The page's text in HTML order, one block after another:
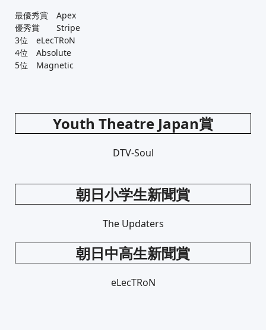
最優秀賞 Apex
優秀賞 Stripe
3位 eLecTRoN
4位 Absolute
5位 Magnetic
Youth Theatre Japan賞
DTV-Soul
朝日小学生新聞賞
The Updaters
朝日中高生新聞賞
eLecTRoN